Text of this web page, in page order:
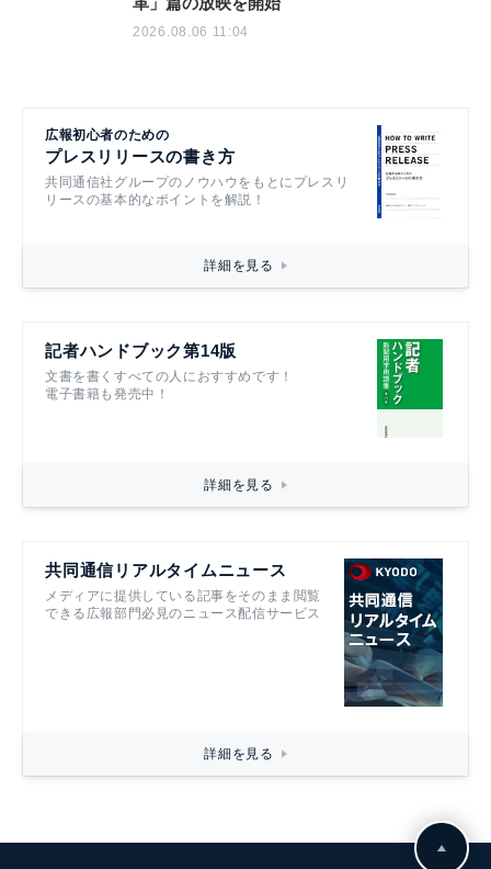
2026.08.06 11:04
広報初心者のための
プレスリリースの書き方
共同通信社グループのノウハウをもとにプレスリ
リースの基本的なポイントを解説！
詳細を見る
記者ハンドブック第14版
文書を書くすべての人におすすめです！
電子書籍も発売中！
詳細を見る
共同通信リアルタイムニュース
メディアに提供している記事をそのまま閲覧
できる広報部門必見のニュース配信サービス
詳細を見る